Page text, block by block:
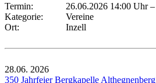
Termin:
26.06.2026 14:00 Uhr–
Kategorie:
Vereine
Ort:
Inzell
28.06. 2026
350 Jahrfeier Bergkapelle Althegnenberg